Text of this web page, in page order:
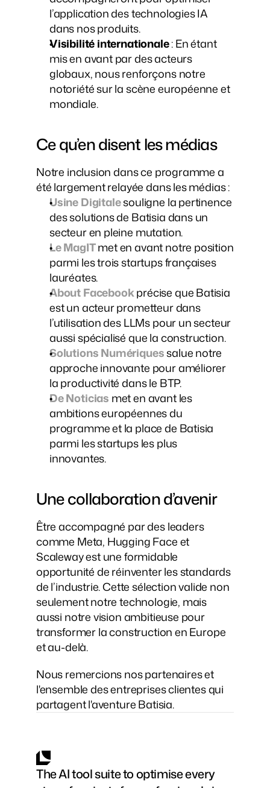
l’application des technologies IA
dans nos produits.
Visibilité internationale : En étant
mis en avant par des acteurs
globaux, nous renforçons notre
notoriété sur la scène européenne et
mondiale.
Ce qu’en disent les médias
Notre inclusion dans ce programme a
été largement relayée dans les médias :
Usine Digitale souligne la pertinence
des solutions de Batisia dans un
secteur en pleine mutation.
Le MagIT met en avant notre position
parmi les trois startups françaises
lauréates.
About Facebook précise que Batisia
est un acteur prometteur dans
l’utilisation des LLMs pour un secteur
aussi spécialisé que la construction.
Solutions Numériques salue notre
approche innovante pour améliorer
la productivité dans le BTP.
De Noticias met en avant les
ambitions européennes du
programme et la place de Batisia
parmi les startups les plus
innovantes.
Une collaboration d’avenir
Être accompagné par des leaders
comme Meta, Hugging Face et
Scaleway est une formidable
opportunité de réinventer les standards
de l’industrie. Cette sélection valide non
seulement notre technologie, mais
aussi notre vision ambitieuse pour
transformer la construction en Europe
et au-delà.
Nous remercions nos partenaires et
l'ensemble des entreprises clientes qui
partagent l'aventure Batisia.
The AI tool suite to optimise every